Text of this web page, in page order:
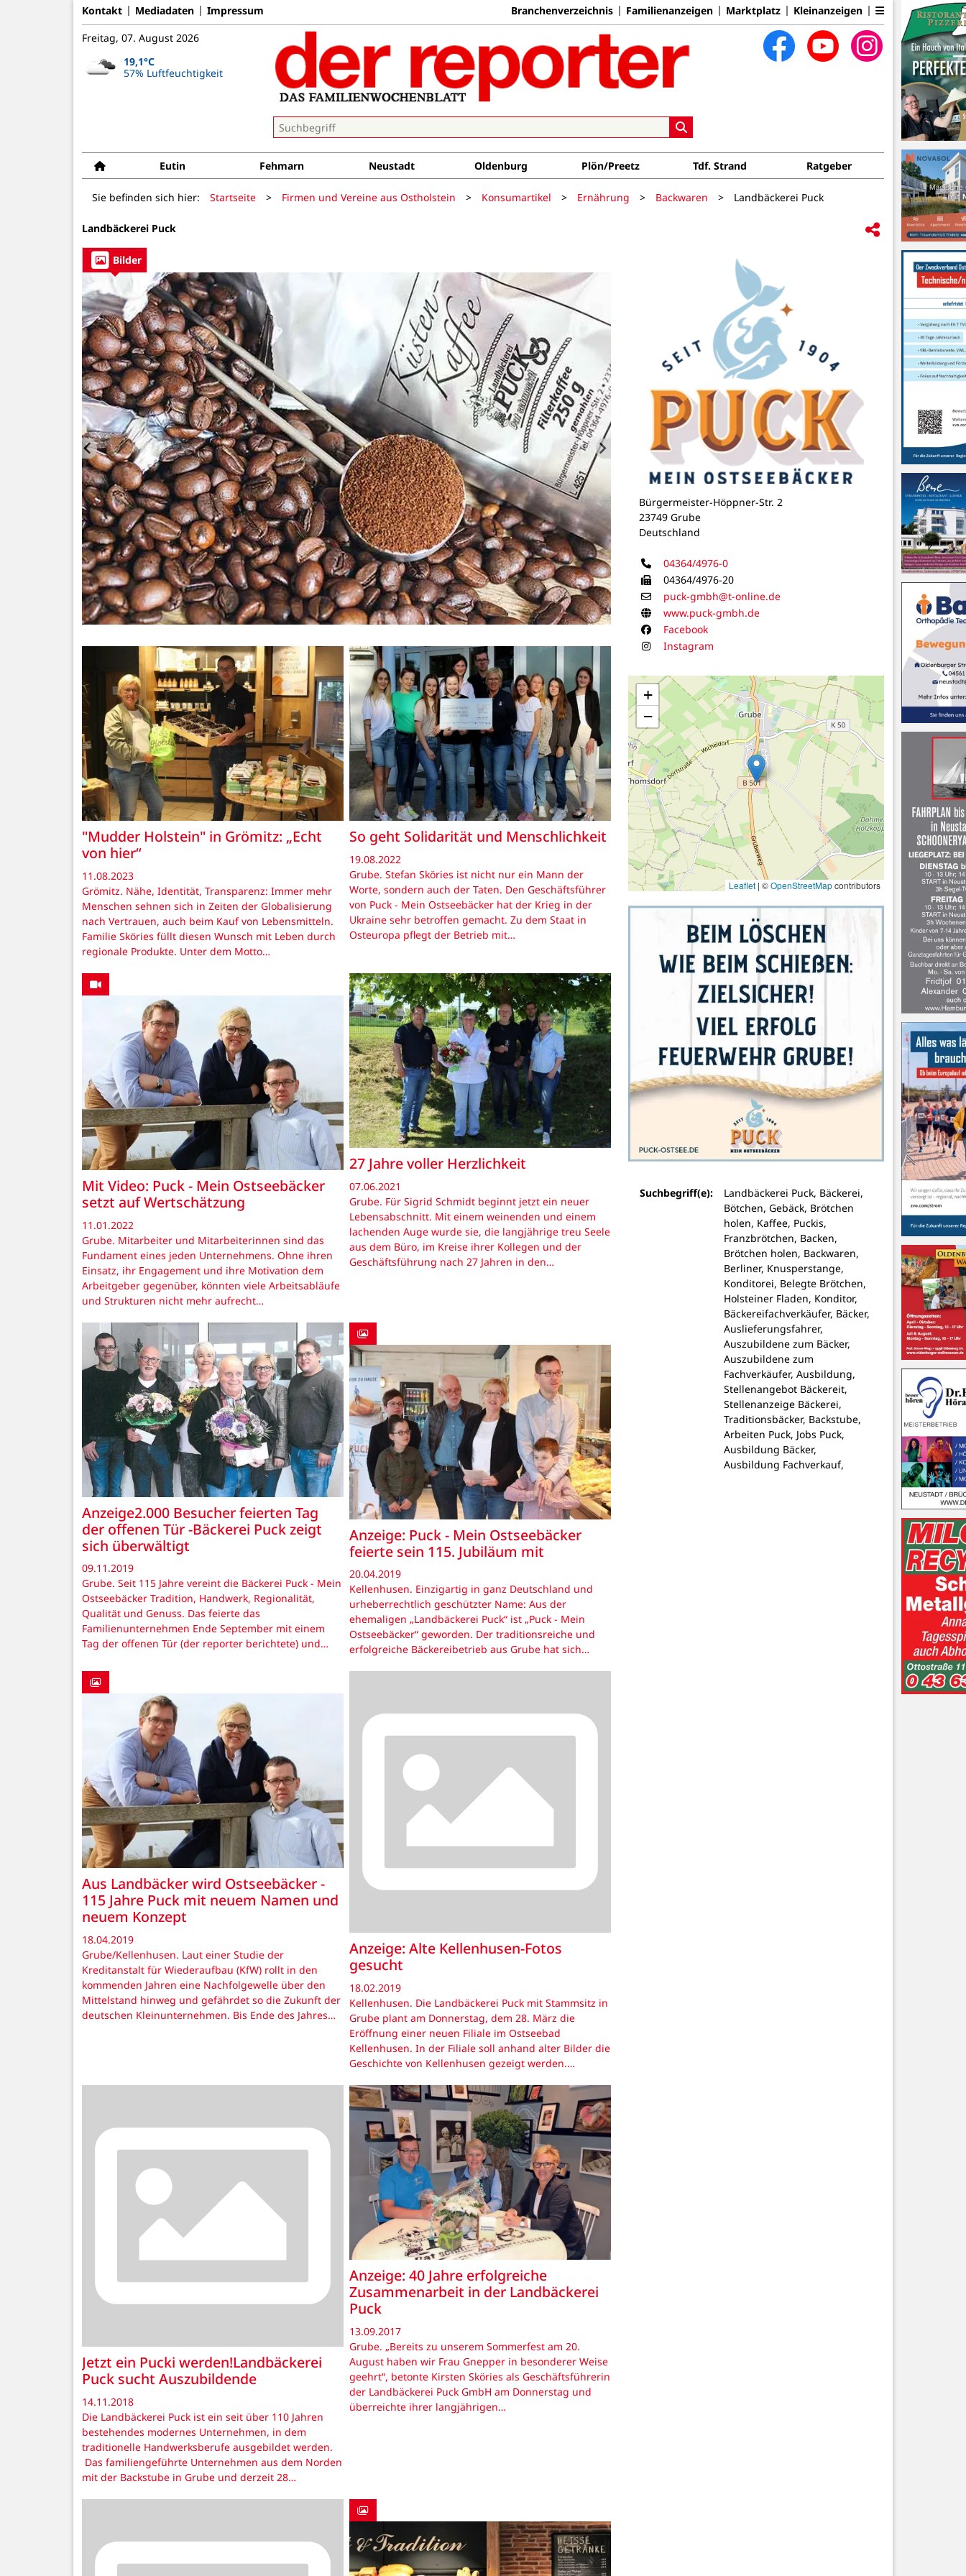
Kontakt Mediadaten Impressum Branchenverzeichnis Familienanzeigen Marktplatz Kleinanzeigen
Freitag, 07. August 2026
19,1°C
57% Luftfeuchtigkeit
Eutin Fehmarn Neustadt Oldenburg Plön/Preetz Tdf. Strand Ratgeber
Sie befinden sich hier: Startseite > Firmen und Vereine aus Ostholstein > Konsumartikel > Ernährung > Backwaren > Landbäckerei Puck
Landbäckerei Puck
Bilder
"Mudder Holstein" in Grömitz: „Echt
von hier“
11.08.2023
Grömitz. Nähe, Identität, Transparenz: Immer mehr
Menschen sehnen sich in Zeiten der Globalisierung
nach Vertrauen, auch beim Kauf von Lebensmitteln.
Familie Sköries füllt diesen Wunsch mit Leben durch
regionale Produkte. Unter dem Motto…
So geht Solidarität und Menschlichkeit
19.08.2022
Grube. Stefan Sköries ist nicht nur ein Mann der
Worte, sondern auch der Taten. Den Geschäftsführer
von Puck - Mein Ostseebäcker hat der Krieg in der
Ukraine sehr betroffen gemacht. Zu dem Staat in
Osteuropa pflegt der Betrieb mit…
Mit Video: Puck - Mein Ostseebäcker
setzt auf Wertschätzung
11.01.2022
Grube. Mitarbeiter und Mitarbeiterinnen sind das
Fundament eines jeden Unternehmens. Ohne ihren
Einsatz, ihr Engagement und ihre Motivation dem
Arbeitgeber gegenüber, könnten viele Arbeitsabläufe
und Strukturen nicht mehr aufrecht…
27 Jahre voller Herzlichkeit
07.06.2021
Grube. Für Sigrid Schmidt beginnt jetzt ein neuer
Lebensabschnitt. Mit einem weinenden und einem
lachenden Auge wurde sie, die langjährige treu Seele
aus dem Büro, im Kreise ihrer Kollegen und der
Geschäftsführung nach 27 Jahren in den…
Anzeige2.000 Besucher feierten Tag
der offenen Tür -Bäckerei Puck zeigt
sich überwältigt
09.11.2019
Grube. Seit 115 Jahre vereint die Bäckerei Puck - Mein
Ostseebäcker Tradition, Handwerk, Regionalität,
Qualität und Genuss. Das feierte das
Familienunternehmen Ende September mit einem
Tag der offenen Tür (der reporter berichtete) und…
Anzeige: Puck - Mein Ostseebäcker
feierte sein 115. Jubiläum mit
20.04.2019
Kellenhusen. Einzigartig in ganz Deutschland und
urheberrechtlich geschützter Name: Aus der
ehemaligen „Landbäckerei Puck“ ist „Puck - Mein
Ostseebäcker“ geworden. Der traditionsreiche und
erfolgreiche Bäckereibetrieb aus Grube hat sich…
Aus Landbäcker wird Ostseebäcker -
115 Jahre Puck mit neuem Namen und
neuem Konzept
18.04.2019
Grube/Kellenhusen. Laut einer Studie der
Kreditanstalt für Wiederaufbau (KfW) rollt in den
kommenden Jahren eine Nachfolgewelle über den
Mittelstand hinweg und gefährdet so die Zukunft der
deutschen Kleinunternehmen. Bis Ende des Jahres…
Anzeige: Alte Kellenhusen-Fotos
gesucht
18.02.2019
Kellenhusen. Die Landbäckerei Puck mit Stammsitz in
Grube plant am Donnerstag, dem 28. März die
Eröffnung einer neuen Filiale im Ostseebad
Kellenhusen. In der Filiale soll anhand alter Bilder die
Geschichte von Kellenhusen gezeigt werden.…
Jetzt ein Pucki werden!Landbäckerei
Puck sucht Auszubildende
14.11.2018
Die Landbäckerei Puck ist ein seit über 110 Jahren
bestehendes modernes Unternehmen, in dem
traditionelle Handwerksberufe ausgebildet werden.
Das familiengeführte Unternehmen aus dem Norden
mit der Backstube in Grube und derzeit 28…
Anzeige: 40 Jahre erfolgreiche
Zusammenarbeit in der Landbäckerei
Puck
13.09.2017
Grube. „Bereits zu unserem Sommerfest am 20.
August haben wir Frau Gnepper in besonderer Weise
geehrt“, betonte Kirsten Sköries als Geschäftsführerin
der Landbäckerei Puck GmbH am Donnerstag und
überreichte ihrer langjährigen…
Bürgermeister-Höppner-Str. 2
23749 Grube
Deutschland
Telefon
04364/4976-0
Telefax
04364/4976-20
E-Mail
puck-gmbh@t-online.de
Homepage
www.puck-gmbh.de
Facebook
Facebook
Instagram
Instagram
+
−
Leaflet | ©OpenStreetMapcontributors
Suchbegriff(e):
Landbäckerei Puck, Bäckerei,
Bötchen, Gebäck, Brötchen
holen, Kaffee, Puckis,
Franzbrötchen, Backen,
Brötchen holen, Backwaren,
Berliner, Knusperstange,
Konditorei, Belegte Brötchen,
Holsteiner Fladen, Konditor,
Bäckereifachverkäufer, Bäcker,
Auslieferungsfahrer,
Auszubildene zum Bäcker,
Auszubildene zum
Fachverkäufer, Ausbildung,
Stellenangebot Bäckereit,
Stellenanzeige Bäckerei,
Traditionsbäcker, Backstube,
Arbeiten Puck, Jobs Puck,
Ausbildung Bäcker,
Ausbildung Fachverkauf,